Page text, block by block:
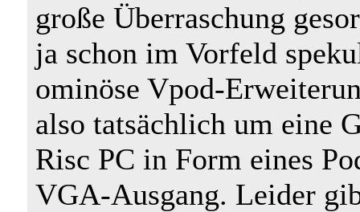
große Überraschung
ja schon im Vorfeld
ominöse Vpod-
also tatsächlich um eine
Risc PC in Form eines
VGA-Ausgang. Leider